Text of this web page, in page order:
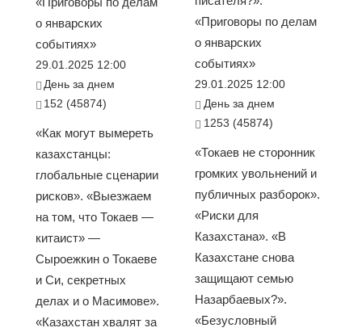
о январских
событиях»
29.01.2025 12:00
День за днем
152 (45874)
«Как могут вымереть
казахстанцы:
глобальные сценарии
рисков». «Выезжаем
на том, что Токаев —
китаист» —
Сыроежкин о Токаеве
и Си, секретных
делах и о Масимове».
«Казахстан хвалят за
«Приговоры по делам
о январских
событиях»
29.01.2025 12:00
День за днем
1253 (45874)
«Токаев не сторонник
громких увольнений и
публичных разборок».
«Риски для
Казахстана». «В
Казахстане снова
защищают семью
Назарбаевых?».
«Безусловный